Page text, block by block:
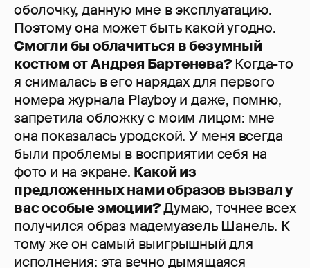
оболочку, данную мне в эксплуатацию.
Поэтому она может быть какой угодно.
Смогли бы облачиться в безумный
костюм от Андрея Бартенева?Когда-то
я снималась в его нарядах для первого
номера журнала Рlayboy и даже, помню,
запретила обложку с моим лицом: мне
она показалась уродской. У меня всегда
были проблемы в восприятии себя на
фото и на экране. Какой из
предложенных нами образов вызвал у
вас особые эмоции?Думаю, точнее всех
получился образ мадемуазель Шанель. К
тому же он самый выигрышный для
исполнения: эта вечно дымящаяся